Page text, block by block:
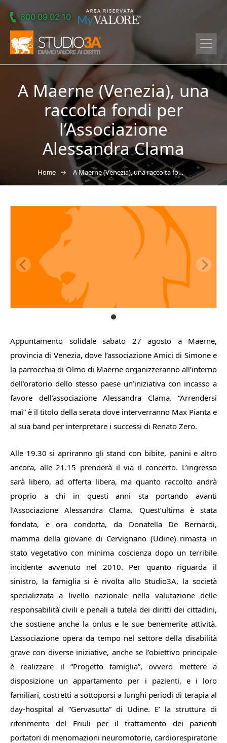
Skip to main content
800 09 02 10
A Maerne (Venezia), una
raccolta fondi per
l’Associazione
Alessandra Clama
Home → A Maerne (Venezia), una raccolta fondi per l’Associazione Alessandra Clama
Appuntamento solidale sabato 27 agosto a Maerne,
provincia di Venezia, dove l’associazione Amici di Simone e
la parrocchia di Olmo di Maerne organizzeranno all’interno
dell’oratorio dello stesso paese un’iniziativa con incasso a
favore dell’associazione Alessandra Clama. “Arrendersi
mai” è il titolo della serata dove interverranno Max Pianta e
al sua band per interpretare i successi di Renato Zero.
Alle 19.30 si apriranno gli stand con bibite, panini e altro
ancora, alle 21.15 prenderà il via il concerto. L’ingresso
sarà libero, ad offerta libera, ma quanto raccolto andrà
proprio a chi in questi anni sta portando avanti
l’Associazione Alessandra Clama. Quest’ultima è stata
fondata, e ora condotta, da Donatella De Bernardi,
mamma della giovane di Cervignano (Udine) rimasta in
stato vegetativo con minima coscienza dopo un terribile
incidente avvenuto nel 2010. Per quanto riguarda il
sinistro, la famiglia si è rivolta allo Studio3A, la società
specializzata a livello nazionale nella valutazione delle
responsabilità civili e penali a tutela dei diritti dei cittadini,
che sostiene anche la onlus e le sue benemerite attività.
L’associazione opera da tempo nel settore della disabilità
grave con diverse iniziative, anche se l’obiettivo principale
è realizzare il “Progetto famiglia”, ovvero mettere a
disposizione un appartamento per i pazienti, e i loro
familiari, costretti a sottoporsi a lunghi periodi di terapia al
day-hospital al “Gervasutta” di Udine. E’ la struttura di
riferimento del Friuli per il trattamento dei pazienti
portatori di menomazioni neuromotorie, cardiorespiratorie